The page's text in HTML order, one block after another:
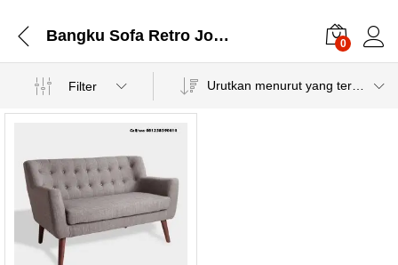
Bangku Sofa Retro Jok Kancing IJ-024 0
Filter